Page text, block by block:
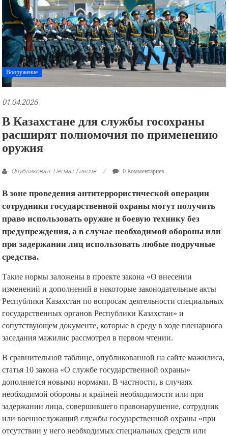
рекламные
ролики
и
презентации.
Вооружение
01.04.2026
В Казахстане для службы госохраны
расширят полномочия по применению
оружия
Опубликовал: Негмат Гиясов 0 Комментариев
В зоне проведения антитеррористической операции
сотрудники государственной охраны могут получить
право использовать оружие и боевую технику без
предупреждения, а в случае необходимой обороны или
при задержании лиц использовать любые подручные
средства.
Такие нормы заложены в проекте закона «О внесении
изменений и дополнений в некоторые законодательные акты
Республики Казахстан по вопросам деятельности специальных
государственных органов Республики Казахстан» и
сопутствующем документе, которые в среду в ходе пленарного
заседания мажилис рассмотрел в первом чтении.
В сравнительной таблице, опубликованной на сайте мажилиса,
статья 10 закона «О службе государственной охраны»
дополняется новыми нормами. В частности, в случаях
необходимой обороны и крайней необходимости или при
задержании лица, совершившего правонарушение, сотрудник
или военнослужащий службы государственной охраны «при
отсутствии у него необходимых специальных средств или